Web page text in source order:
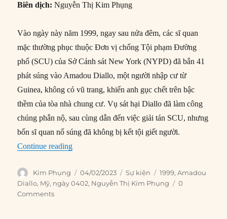
Biên dịch:Nguyễn Thị Kim Phụng
Vào ngày này năm 1999, ngay sau nửa đêm, các sĩ quan
mặc thường phục thuộc Đơn vị chống Tội phạm Đường
phố (SCU) của Sở Cảnh sát New York (NYPD) đã bắn 41
phát súng vào Amadou Diallo, một người nhập cư từ
Guinea, không có vũ trang, khiến anh gục chết trên bậc
thềm của tòa nhà chung cư. Vụ sát hại Diallo đã làm công
chúng phẫn nộ, sau cùng dẫn đến việc giải tán SCU, nhưng
bốn sĩ quan nổ súng đã không bị kết tội giết người.
Continue reading“04/02/1999: Amadou Diallo bị cảnh sát Mỹ
Author
Kim Phụng
Posted
on
04/02/2023 Categories
Sự kiện Tags
1999,Amadou
Diallo, Mỹ, ngày 0402, Nguyễn Thị Kim Phụng
0
Comments